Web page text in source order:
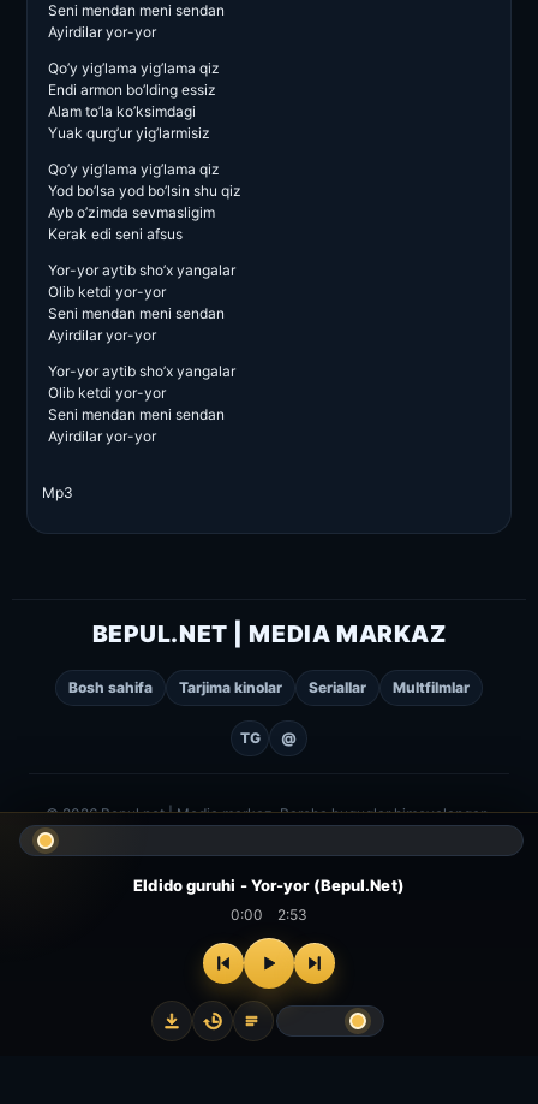
Seni mendan meni sendan
Ayirdilar yor-yor
Qo’y yig’lama yig’lama qiz
Endi armon bo’lding essiz
Alam to’la ko’ksimdagi
Yuak qurg’ur yig’larmisiz
Qo’y yig’lama yig’lama qiz
Yod bo’lsa yod bo’lsin shu qiz
Ayb o’zimda sevmasligim
Kerak edi seni afsus
Yor-yor aytib sho’x yangalar
Olib ketdi yor-yor
Seni mendan meni sendan
Ayirdilar yor-yor
Yor-yor aytib sho’x yangalar
Olib ketdi yor-yor
Seni mendan meni sendan
Ayirdilar yor-yor
Mp3
BEPUL.NET | MEDIA MARKAZ
Bosh sahifa Tarjima kinolar Seriallar Multfilmlar
TG @
© 2026 Bepul.net | Media markaz. Barcha huquqlar himoyalangan.
▻
Kinolar
▣
Serial
Eldido guruhi - Yor-yor (Bepul.Net)
0:00 2:53